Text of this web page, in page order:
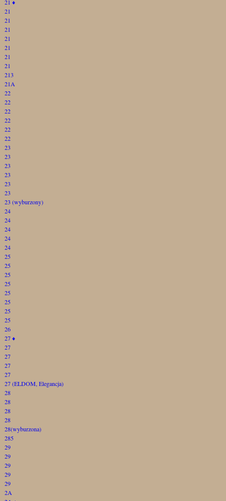
21 ♦
21
21
21
21
21
21
21
213
21A
22
22
22
22
22
22
23
23
23
23
23
23
23 (wyburzony)
24
24
24
24
24
25
25
25
25
25
25
25
25
26
27♦
27
27
27
27
27 (ELDOM, Elegancja)
28
28
28
28
28(wyburzona)
285
29
29
29
29
29
2A